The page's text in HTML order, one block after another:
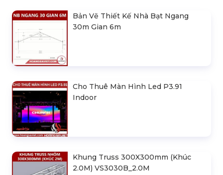
Bản Vẽ Thiết Kế Nhà Bạt Ngang
30m Gian 6m
Cho Thuê Màn Hình Led P3.91
Indoor
Khung Truss 300X300mm (Khúc
2.0M) VS3030B_2.0M